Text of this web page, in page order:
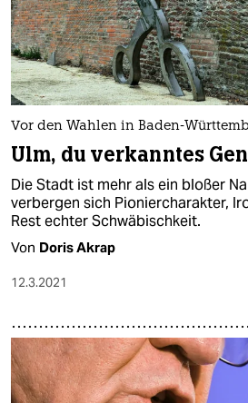
Vor den Wahlen in Baden-
Ulm, du verkanntes
Die Stadt ist mehr als ein bloßer
verbergen sich Pioniercharakter,
Rest echter Schwäbischkeit.
Von Doris Akrap
12.3.2021